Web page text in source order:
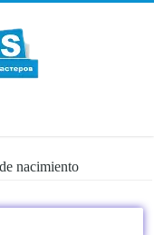
nacimiento